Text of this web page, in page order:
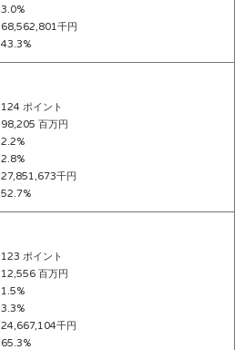
3.0%
68,562,801千円
43.3%
124 ポイント
98,205 百万円
2.2%
2.8%
27,851,673千円
52.7%
123 ポイント
12,556 百万円
1.5%
3.3%
24,667,104千円
65.3%